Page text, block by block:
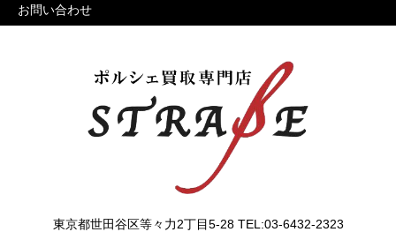
お問い合わせ
東京都世田谷区等々力2丁目5-28 TEL:03-6432-2323